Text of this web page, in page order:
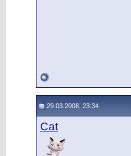
29.03.2008, 23:34
Cat